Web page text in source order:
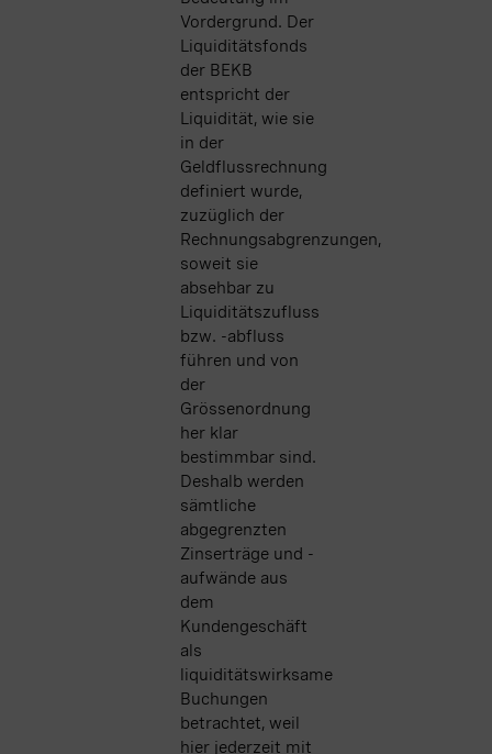
Vordergrund. Der
Liquiditätsfonds
der BEKB
entspricht der
Liquidität, wie sie
in der
Geldflussrechnung
definiert wurde,
zuzüglich der
Rechnungsabgrenzungen,
soweit sie
absehbar zu
Liquiditätszufluss
bzw. -abfluss
führen und von
der
Grössenordnung
her klar
bestimmbar sind.
Deshalb werden
sämtliche
abgegrenzten
Zinserträge und -
aufwände aus
dem
Kundengeschäft
als
liquiditätswirksame
Buchungen
betrachtet, weil
hier jederzeit mit